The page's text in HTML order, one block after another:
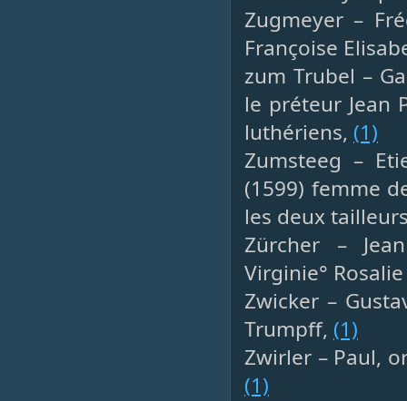
Zugmeyer –
Françoise
zum Trubel –
le préteur Jean
luthériens, (1)
Zumsteeg –
(1599) femme
les deux
Zürcher –
Virginie°
Zwicker –
Trumpff, (1)
Zwirler – Paul,
(1)